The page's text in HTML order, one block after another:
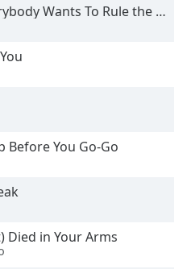
Wants To Rule the World
Before You Go-Go
Died in Your Arms